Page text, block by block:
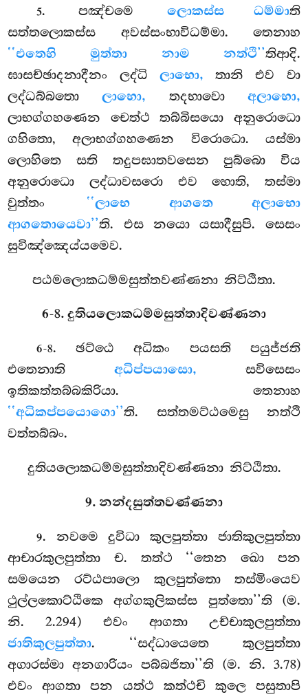
5. පඤ්චමෙ ලොකස්ස ධම්මාති
සත්තලොකස්ස අවස්සංභාවිධම්මා. තෙනාහ
‘‘එතෙහි මුත්තා නාම නත්ථි’’තිආදි.
ඝාසච්ඡාදනාදීනං ලද්ධි ලාභො, තානි එව වා
ලද්ධබ්බතොලාභො, තදභාවො අලාභො,
ලාභග්ගහණෙන චෙත්ථ තබ්බිසයො අනුරොධො
ගහිතො, අලාභග්ගහණෙන විරොධො. යස්මා
ලොහිතෙ සති තදුපඝාතවසෙන පුබ්බො විය
අනුරොධො ලද්ධාවසරො එව හොති, තස්මා
වුත්තං ‘‘ලාභෙ ආගතෙ අලාභො
ආගතොයෙවා’’ති. එස නයො යසාදීසුපි. සෙසං
සුවිඤ්ඤෙය්යමෙව.
පඨමලොකධම්මසුත්තවණ්ණනා නිට්ඨිතා.
6-8. දුතියලොකධම්මසුත්තාදිවණ්ණනා
6-8. ඡට්ඨෙ අධිකං පයසති පයුජ්ජති
එතෙනාති අධිප්පයාසො, සවිසෙසං
ඉතිකත්තබ්බකිරියා. තෙනාහ
‘‘අධිකප්පයොගො’’ති. සත්තමට්ඨමෙසු නත්ථි
වත්තබ්බං.
දුතියලොකධම්මසුත්තාදිවණ්ණනා නිට්ඨිතා.
9. නන්දසුත්තවණ්ණනා
9. නවමෙදුවිධා කුලපුත්තා ජාතිකුලපුත්තා
ආචාරකුලපුත්තා ච. තත්ථ ‘‘තෙන ඛො පන
සමයෙන රට්ඨපාලො කුලපුත්තො තස්මිංයෙව
ථුල්ලකොට්ඨිකෙඅග්ගකුලිකස්ස පුත්තො’’ති (ම.
නි. 2.294) එවං ආගතා උච්චාකුලපුත්තා
ජාතිකුලපුත්තා. ‘‘සද්ධායෙතෙ කුලපුත්තා
අගාරස්මා අනගාරියං පබ්බජිතා’’ති (ම. නි. 3.78)
එවං ආගතා පන යත්ථ කත්ථචි කුලෙ පසුතාපි